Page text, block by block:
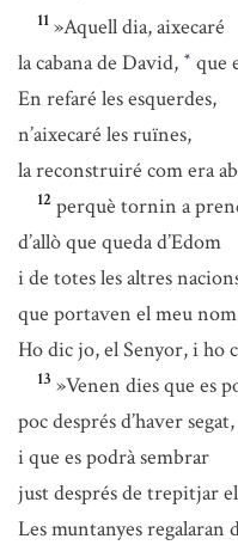
11 »Aquell dia, aixecaré
la cabana de David, * que
En refaré les esquerdes,
n’aixecaré les ruïnes,
la reconstruiré com era
12 perquè tornin a
d’allò que queda d’Edom
i de totes les altres
que portaven el meu
Ho dic jo, el Senyor, i ho
13 »Venen dies que es
poc després d’haver segat,
i que es podrà sembrar
just després de trepitjar
Les muntanyes regalaran